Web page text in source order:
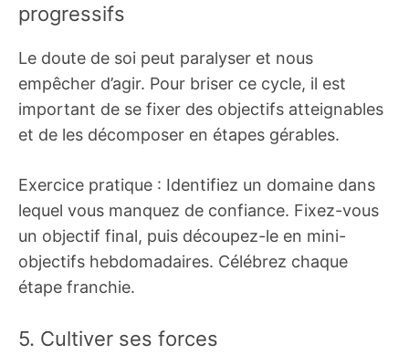
progressifs
Le doute de soi peut paralyser et nous
empêcher d’agir. Pour briser ce cycle, il est
important de se fixer des objectifs atteignables
et de les décomposer en étapes gérables.
Exercice pratique : Identifiez un domaine dans
lequel vous manquez de confiance. Fixez-vous
un objectif final, puis découpez-le en mini-
objectifs hebdomadaires. Célébrez chaque
étape franchie.
5. Cultiver ses forces